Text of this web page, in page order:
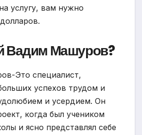
услугу, вам нужно
Вадим Машуров?
Это специалист,
успехов трудом и
и усердием. Он
когда был учеником
и ясно представлял себе